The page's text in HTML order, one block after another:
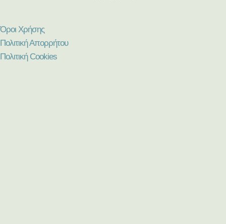
Όροι Χρήσης
Πολιτική Απορρήτου
Πολιτική Cookies